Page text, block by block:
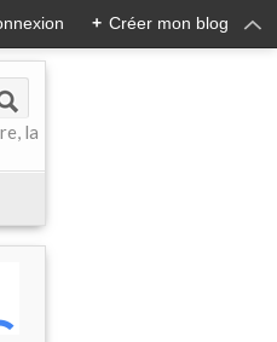
+ Créer mon blog
la